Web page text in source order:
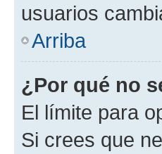
usuarios
Arriba
¿Por qué no
El límite para
Si crees que